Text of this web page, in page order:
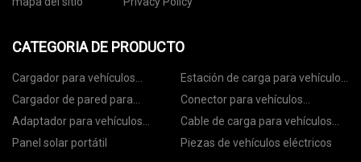
CATEGORIA DE PRODUCTO
Cargador para vehículos
eléctricos
Estación de carga para vehículos
eléctricos
Cargador de pared para
vehículos eléctricos
Conector para vehículos
eléctricos
Adaptador para vehículos
eléctricos
Cable de carga para vehículos
eléctricos
Panel solar portátil Piezas de vehículos eléctricos